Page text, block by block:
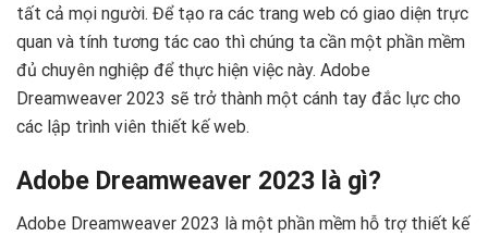
tất cả mọi người. Để tạo ra các trang web có giao diện trực
quan và tính tương tác cao thì chúng ta cần một phần mềm
đủ chuyên nghiệp để thực hiện việc này. Adobe
Dreamweaver 2023 sẽ trở thành một cánh tay đắc lực cho
các lập trình viên thiết kế web.
Adobe Dreamweaver 2023 là gì?
Adobe Dreamweaver 2023 là một phần mềm hỗ trợ thiết kế